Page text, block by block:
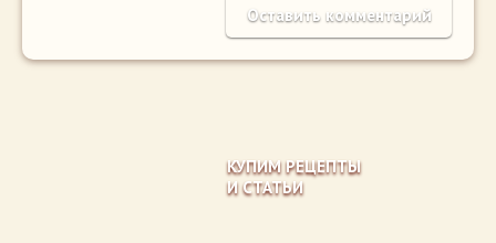
КУПИМ РЕЦЕПТЫ
И СТАТЬИ